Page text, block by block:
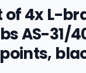
of 4x L-
AS-31/